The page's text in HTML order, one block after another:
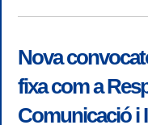
Nova
fixa com a
Comunicació i